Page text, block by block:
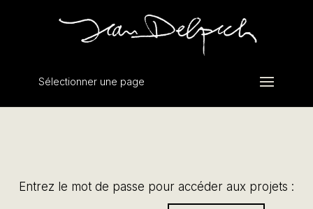
Sélectionner une page
Entrez le mot de passe pour accéder aux projets :